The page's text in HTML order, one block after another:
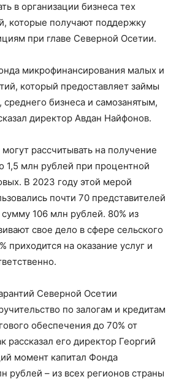
в организации бизнеса тех
которые получают поддержку
при главе Северной Осетии.
микрофинансирования малых и
который предоставляет займы
бизнеса и самозанятым,
директор Авдан Найфонов.
рассчитывать на получение
1,5 млн рублей при процентной
В 2023 году этой мерой
почти 70 представителей
106 млн рублей. 80% из
свое дело в сфере сельского
приходится на оказание услуг и
Северной Осетии
по залогам и кредитам
обеспечения до 70% от
рассказал его директор Георгий
момент капитал Фонда
рублей – из всех регионов страны